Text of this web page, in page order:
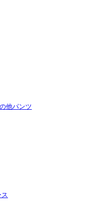
他パンツ